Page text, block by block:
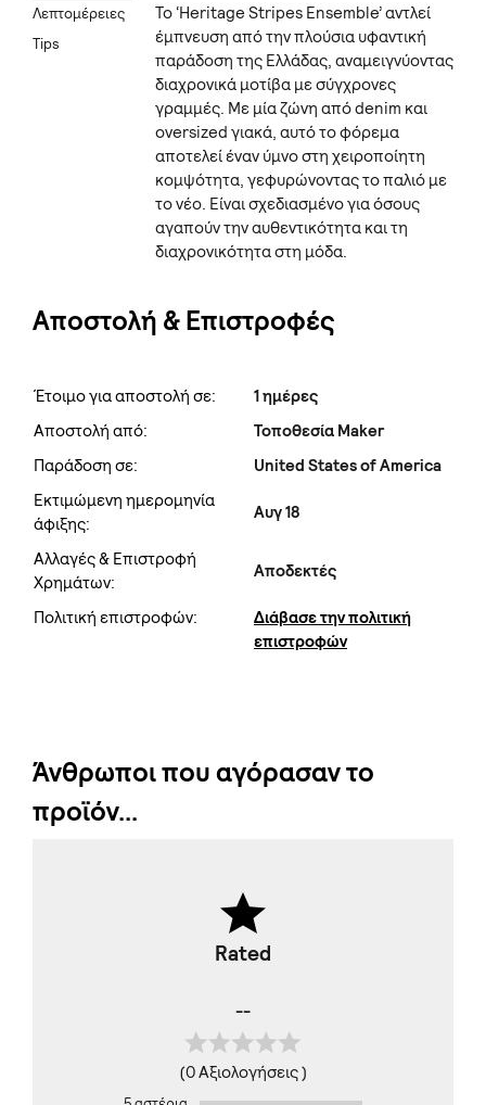
Λεπτομέρειες
Tips
Το ‘Heritage Stripes Ensemble’ αντλεί
έμπνευση από την πλούσια υφαντική
παράδοση της Ελλάδας, αναμειγνύοντας
διαχρονικά μοτίβα με σύγχρονες
γραμμές. Με μία ζώνη από denim και
oversized γιακά, αυτό το φόρεμα
αποτελεί έναν ύμνο στη χειροποίητη
κομψότητα, γεφυρώνοντας το παλιό με
το νέο. Είναι σχεδιασμένο για όσους
αγαπούν την αυθεντικότητα και τη
διαχρονικότητα στη μόδα.
Αποστολή & Επιστροφές
Έτοιμο για αποστολή σε:
1 ημέρες
Αποστολή από:
Τοποθεσία Maker
Παράδοση σε:
United States of America
Εκτιμώμενη ημερομηνία
άφιξης:
Αυγ 18
Αλλαγές & Επιστροφή
Χρημάτων:
Αποδεκτές
Πολιτική επιστροφών:
Διάβασε την πολιτική
επιστροφών
Άνθρωποι που αγόρασαν το
προϊόν...
Rated
--
(0 Αξιολογήσεις )